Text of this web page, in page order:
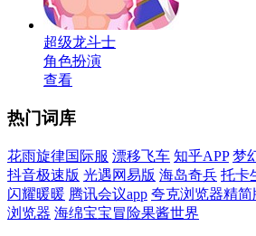
超级龙斗士
角色扮演
查看
热门词库
花雨旋律国际服 漂移飞车 知乎APP 梦
抖音极速版 光遇网易版 海岛奇兵 托卡
闪耀暖暖 腾讯会议app 夸克浏览器精简
浏览器 海绵宝宝冒险果酱世界